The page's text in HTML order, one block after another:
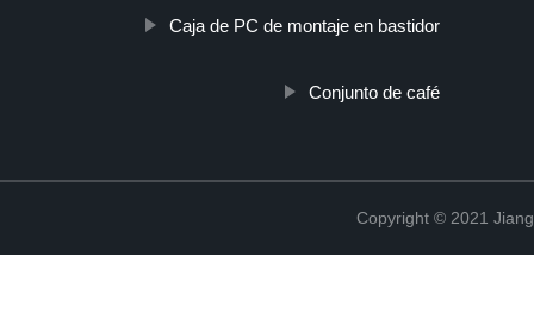
Caja de PC de montaje en bastidor
Conjunto de café
Copyright © 2021